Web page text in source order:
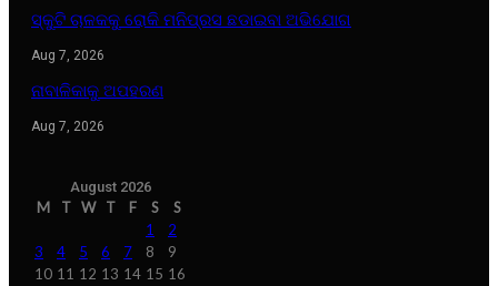
ସ୍କୁଟି ଚାଳକକୁ ରୋକି ମନିପ୍ରସ ଛଡାଇବା ଅଭିଯୋଗ
Aug 7, 2026
ନାବାଳିକାକୁ ଅପହରଣ
Aug 7, 2026
August 2026
M T W T F S
S
1
2
3
4 5 6 7 8
9
10 11 12 13 14 15 16